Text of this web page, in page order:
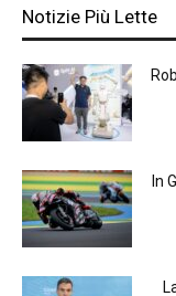
Notizie Più Lette
In